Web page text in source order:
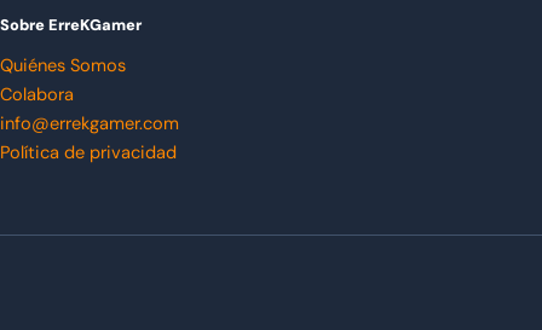
Sobre ErreKGamer
Quiénes Somos
Colabora
info@errekgamer.com
Política de privacidad